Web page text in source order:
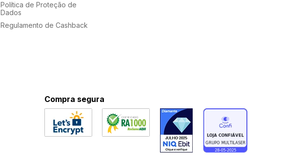
Política de Proteção de
Dados
Regulamento de Cashback
Compra segura